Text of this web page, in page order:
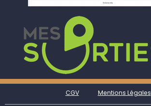
CGV Mentions Légales